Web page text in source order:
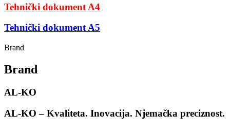
Tehnički dokument A4
Tehnički dokument A5
Brand
Brand
AL-KO
AL-KO – Kvaliteta. Inovacija. Njemačka preciznost.